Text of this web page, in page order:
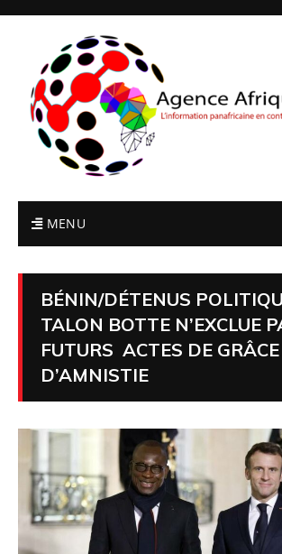
MENU
BÉNIN/DÉTENUS
TALON BOTTE N’EXCLUE
FUTURS ACTES DE
D’AMNISTIE